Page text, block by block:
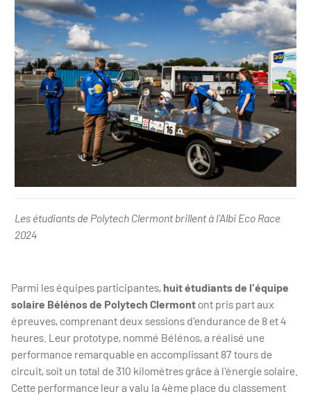
Les étudiants de Polytech Clermont brillent à l'Albi Eco Race 2024 -
Les étudiants de Polytech Clermont brillent à l'Albi Eco Race
2024
Parmi les équipes participantes, huit étudiants de l'équipe
solaire Bélénos de Polytech Clermontont pris part aux
épreuves, comprenant deux sessions d'endurance de 8 et 4
heures. Leur prototype, nommé Bélénos, a réalisé une
performance remarquable en accomplissant 87 tours de
circuit, soit un total de 310 kilomètres grâce à l'énergie solaire.
Cette performance leur a valu la 4ème place du classement